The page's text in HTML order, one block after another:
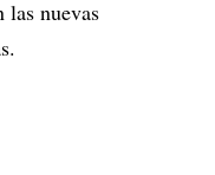
nuevas